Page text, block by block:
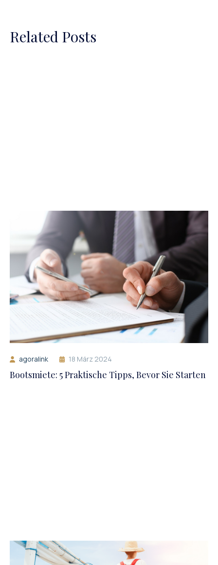
Related Posts
agoralink 18 März 2024
Bootsmiete: 5 Praktische Tipps, Bevor Sie Starten